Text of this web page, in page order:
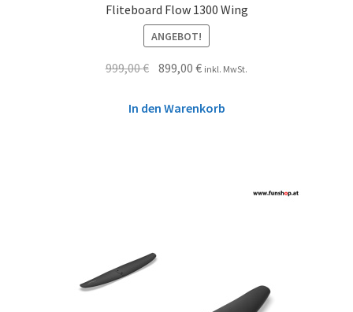
Fliteboard Flow 1300 Wing
ANGEBOT!
999,00€ 899,00€ inkl. MwSt.
In den Warenkorb